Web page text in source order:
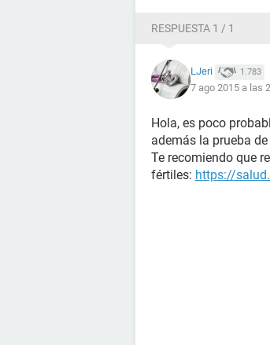
RESPUESTA 1 / 1
LJeri 1.783
7 ago 2015 a las
Hola, es poco
además la prueba
Te recomiendo que
fértiles: https://